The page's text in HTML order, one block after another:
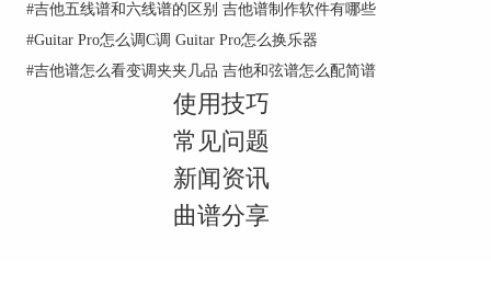
图片2：编辑面板中的滑音
如图3所示，就是在两个音符间加上连奏滑音的标
记效果，我们再点击播放可以明显地听到起点音和
终止音连贯地发声，流畅无中断。
#吉他五线谱和六线谱的区别 吉他谱制作软件有哪些
#Guitar Pro怎么调C调 Guitar Pro怎么换乐器
#吉他谱怎么看变调夹夹几品 吉他和弦谱怎么配简谱
使用技巧
常见问题
新闻资讯
曲谱分享